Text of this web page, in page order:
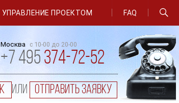
УПРАВЛЕНИЕ ПРОЕКТОМ FAQ
Москва с 10-00 до 20-00
+7 495 374-72-52
или отправить заявку